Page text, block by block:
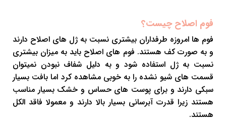
فوم اصلاح چیست؟
فوم ها امروزه طرفداران بیشتری نسبت به ژل های اصلاح دارند
و به صورت کف هستند. فوم های اصلاح باید به میزان بیشتری
نسبت به ژل استفاده شود و به دلیل شفاف نبودن نمیتوان
قسمت های شیو نشده را به خوبی مشاهده کرد اما بافت بسیار
سبکی دارند و برای پوست های حساس و خشک بسیار مناسب
هستند زیرا قدرت آبرسانی بسیار بالا دارند و معمولا فاقد الکل
هستند.